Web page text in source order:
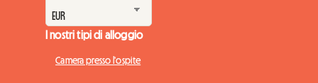
I nostri tipi di alloggio
Camera presso l'ospite